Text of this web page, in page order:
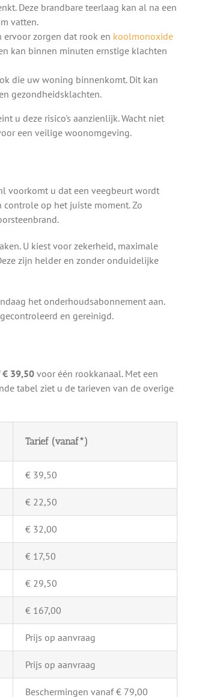
Deze brandbare teerlaag kan al na een
vatten.
zorgen dat rook en koolmonoxide
kan binnen minuten ernstige klachten
die uw woning binnenkomt. Dit kan
gezondheidsklachten.
u deze risico's aanzienlijk. Wacht niet
een veilige woonomgeving.
voorkomt u dat een veegbeurt wordt
op het juiste moment. Zo
U kiest voor zekerheid, maximale
zijn helder en zonder onduidelijke
het onderhoudsabonnement aan.
en gereinigd.
€ 39,50voor één rookkanaal. Met een
tabel ziet u de tarieven van de overige
Tarief (vanaf*)
€ 39,50
€ 22,50
€ 32,00
€ 17,50
€ 29,50
€ 167,00
Prijs op aanvraag
Prijs op aanvraag
Beschermingen vanaf € 79,00